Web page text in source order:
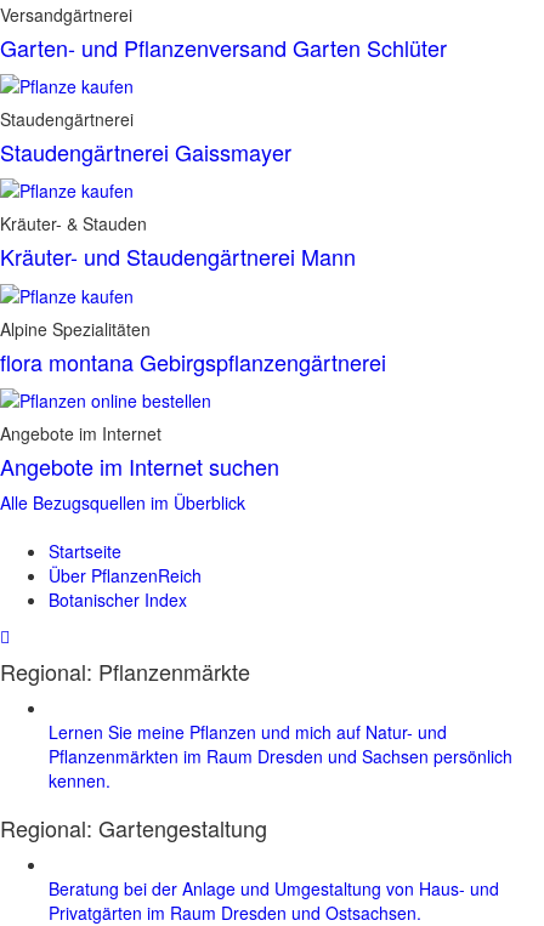
Versandgärtnerei
Garten- und Pflanzenversand Garten Schlüter
Staudengärtnerei
Staudengärtnerei Gaissmayer
Kräuter- & Stauden
Kräuter- und Staudengärtnerei Mann
Alpine Spezialitäten
flora montana Gebirgspflanzengärtnerei
Angebote im Internet
Angebote im Internet suchen
Alle Bezugsquellen im Überblick
Startseite
Über PflanzenReich
Botanischer Index
Regional: Pflanzenmärkte
Lernen Sie meine Pflanzen und mich auf Natur- und
Pflanzenmärkten im Raum Dresden und Sachsen persönlich
kennen.
Regional: Gartengestaltung
Beratung bei der Anlage und Umgestaltung von Haus- und
Privatgärten im Raum Dresden und Ostsachsen.